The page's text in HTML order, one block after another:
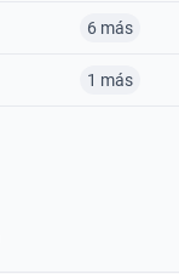
6 más
1 más